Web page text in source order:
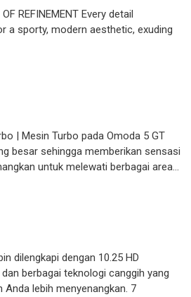
REFINEMENT Every detail
a sporty, modern aesthetic, exuding
| Mesin Turbo pada Omoda 5 GT
besar sehingga memberikan sensasi
untuk melewati berbagai area…
dilengkapi dengan 10.25 HD
berbagai teknologi canggih yang
Anda lebih menyenangkan. 7